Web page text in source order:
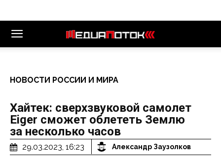
НОВОСТИ РОССИИ И МИРА
Хайтек: сверхзвуковой самолет
Eiger сможет облететь Землю
за несколько часов
29.03.2023, 16:23 Александр Заузолков